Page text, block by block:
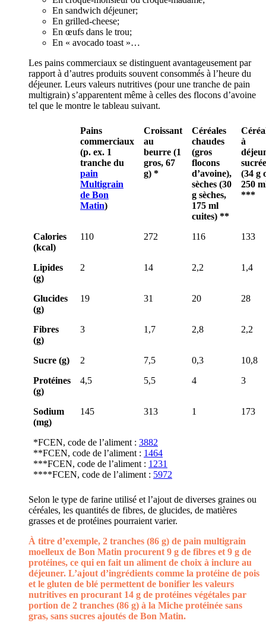
En sandwich déjeuner;
En grilled-cheese;
En œufs dans le trou;
En « avocado toast »…
Les pains commerciaux se distinguent avantageusement par
rapport à d’autres produits souvent consommés à l’heure du
déjeuner. Leurs valeurs nutritives (pour une tranche de pain
multigrain) s’apparentent même à celles des flocons d’avoine
tel que le montre le tableau suivant.
Pains
commerciaux
(p. ex. 1
tranche du
pain
Multigrain
de Bon
Matin)
Croissant
au
beurre (1
gros, 67
g) *
Céréales
chaudes
(gros
flocons
d’avoine),
sèches (30
g sèches,
175 ml
cuites) **
à
(34 g
250
***
Calories
(kcal)
110 272 116 133
Lipides
(g)
2 14 2,2 1,4
Glucides
(g)
19 31 20 28
Fibres
(g)
3 1,7 2,8 2,2
Sucre (g) 2 7,5 0,3
10,8
Protéines
(g)
4,5 5,5 4 3
Sodium
(mg)
145 313 1 173
*FCEN, code de l’aliment : 3882
**FCEN, code de l’aliment : 1464
***FCEN, code de l’aliment : 1231
****FCEN, code de l’aliment : 5972
Selon le type de farine utilisé et l’ajout de diverses graines ou
céréales, les quantités de fibres, de glucides, de matières
grasses et de protéines pourraient varier.
À titre d’exemple, 2 tranches (86 g) de pain multigrain
moelleux de Bon Matin procurent 9 g de fibres et 9 g de
protéines, ce qui en fait un aliment de choix à inclure au
déjeuner. L’ajout d’ingrédients comme la protéine de pois
et le gluten de blé permettent de bonifier les valeurs
nutritives en procurant 14 g de protéines végétales par
portion de 2 tranches (86 g) à la Miche protéinée sans
gras, sans sucres ajoutés de Bon Matin.